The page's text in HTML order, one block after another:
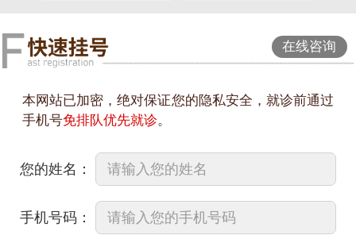
在线咨询
本网站已加密，绝对保证您的隐私安全，就诊前通过
手机号免排队优先就诊。
您的姓名：
手机号码：